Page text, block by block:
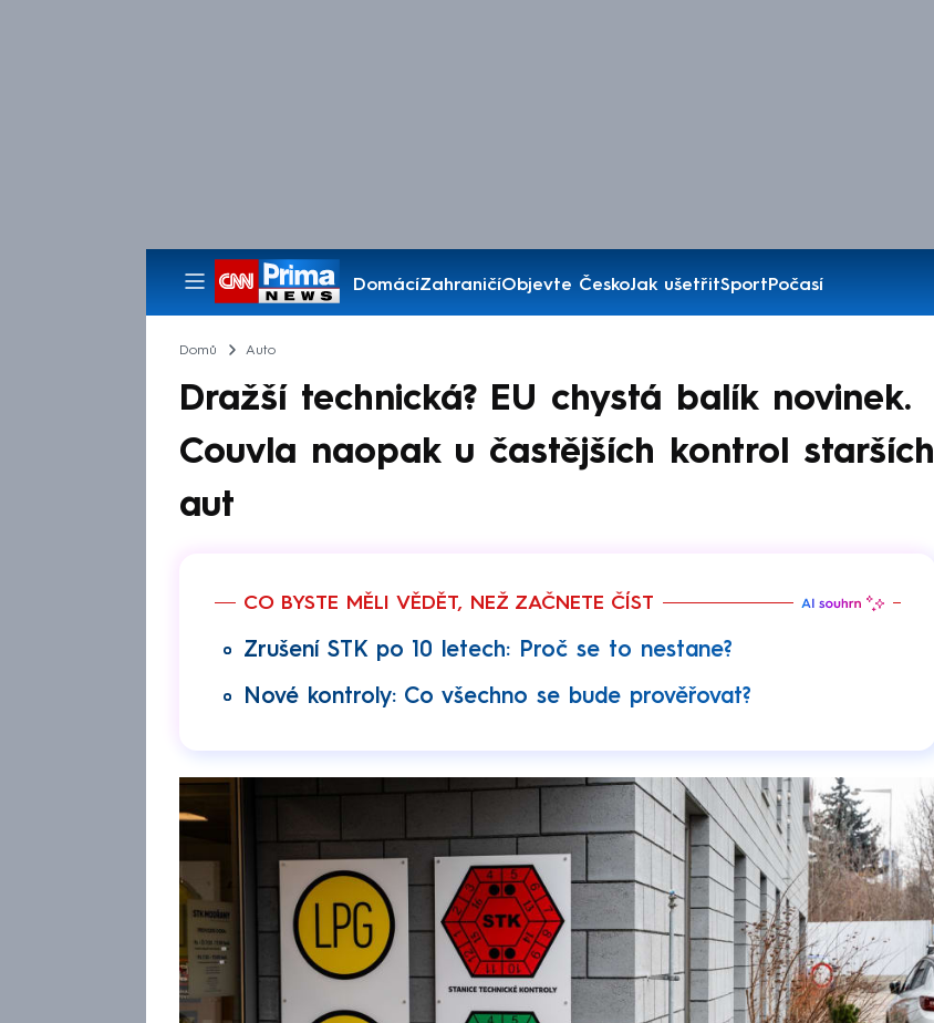
DomácíZahraničíObjevte ČeskoJak ušetřitSportPočasí
Pořady
Domů Auto
Dražší technická? EU chystá balík novinek.
Couvla naopak u častějších kontrol starších
aut
CO BYSTE MĚLI VĚDĚT, NEŽ ZAČNETE ČÍST
Zrušení STK po 10 letech: Proč se to nestane?
Nové kontroly: Co všechno se bude prověřovat?